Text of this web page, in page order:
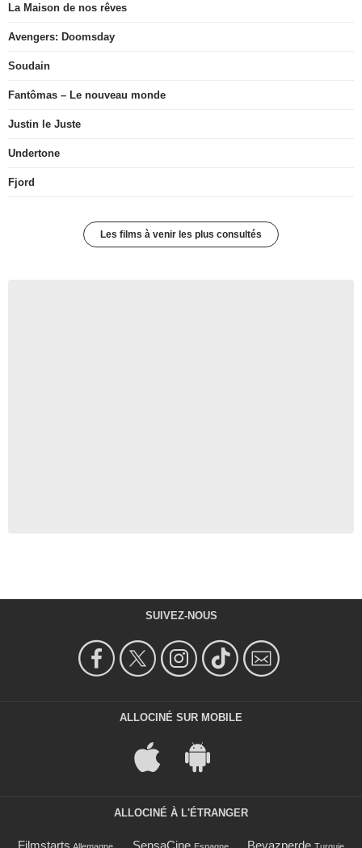
La Maison de nos rêves
Avengers: Doomsday
Soudain
Fantômas – Le nouveau monde
Justin le Juste
Undertone
Fjord
Les films à venir les plus consultés
SUIVEZ-NOUS
ALLOCINÉ SUR MOBILE
ALLOCINÉ À L'ÉTRANGER
Filmstarts SensaCine Beyazperde